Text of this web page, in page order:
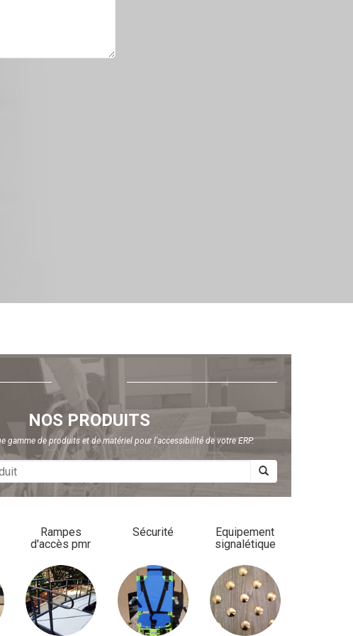
NOS PRODUITS
gamme de produits et de matériel pour l'accessibilité de votre ERP.
Rampes
d'accès pmr
Sécurité
Equipement
signalétique